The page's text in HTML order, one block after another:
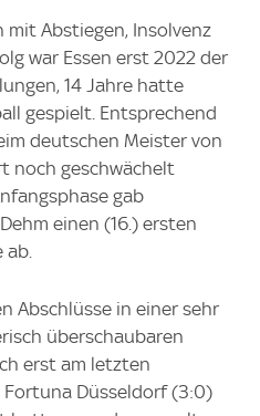
mit Abstiegen, Insolvenz
war Essen erst 2022 der
14 Jahre hatte
gespielt. Entsprechend
deutschen Meister von
noch geschwächelt
gab
einen (16.) ersten
Abschlüsse in einer sehr
überschaubaren
erst am letzten
Düsseldorf (3:0)